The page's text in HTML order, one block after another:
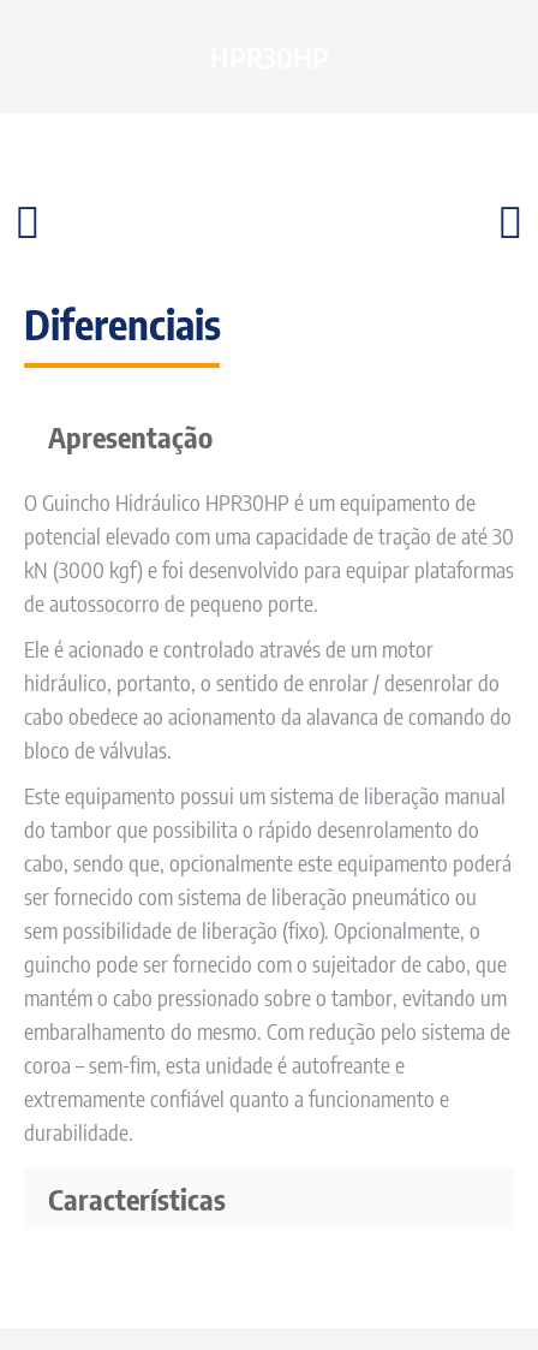
Diferenciais
Apresentação
O Guincho Hidráulico HPR30HP é um equipamento de
potencial elevado com uma capacidade de tração de até 30
kN (3000 kgf) e foi desenvolvido para equipar plataformas
de autossocorro de pequeno porte.
Ele é acionado e controlado através de um motor
hidráulico, portanto, o sentido de enrolar / desenrolar do
cabo obedece ao acionamento da alavanca de comando do
bloco de válvulas.
Este equipamento possui um sistema de liberação manual
do tambor que possibilita o rápido desenrolamento do
cabo, sendo que, opcionalmente este equipamento poderá
ser fornecido com sistema de liberação pneumático ou
sem possibilidade de liberação (fixo). Opcionalmente, o
guincho pode ser fornecido com o sujeitador de cabo, que
mantém o cabo pressionado sobre o tambor, evitando um
embaralhamento do mesmo. Com redução pelo sistema de
coroa – sem-fim, esta unidade é autofreante e
extremamente confiável quanto a funcionamento e
durabilidade.
Características